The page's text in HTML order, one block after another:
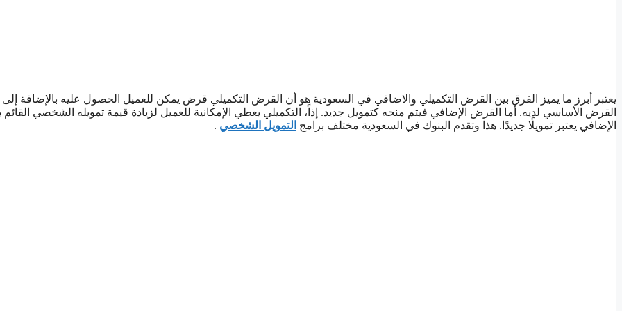
يعتبر أبرز ما يميز الفرق بين القرض التكميلي والاضافي في السعودية هو أن القرض التكميلي قرض يمكن للعميل الحصول عليه بالإضافة إلى
القرض الأساسي لديه. أما القرض الإضافي فيتم منحه كتمويل جديد. إذاً، التكميلي يعطي الإمكانية للعميل لزيادة قيمة تمويله الشخصي القائم
الإضافي يعتبر تمويلًا جديدًا. هذا وتقدم البنوك في السعودية مختلف برامج التمويل الشخصي .